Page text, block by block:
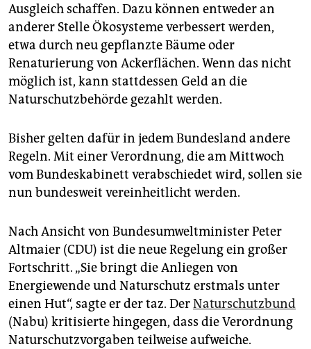
genossenschaft
epaper login
Ausgleich schaffen. Dazu können entweder an
anderer Stelle Ökosysteme verbessert werden,
etwa durch neu gepflanzte Bäume oder
Renaturierung von Ackerflächen. Wenn das nicht
möglich ist, kann stattdessen Geld an die
Naturschutzbehörde gezahlt werden.
Bisher gelten dafür in jedem Bundesland andere
Regeln. Mit einer Verordnung, die am Mittwoch
vom Bundeskabinett verabschiedet wird, sollen sie
nun bundesweit vereinheitlicht werden.
Nach Ansicht von Bundesumweltminister Peter
Altmaier (CDU) ist die neue Regelung ein großer
Fortschritt. „Sie bringt die Anliegen von
Energiewende und Naturschutz erstmals unter
einen Hut“, sagte er der taz. DerNaturschutzbund
(Nabu) kritisierte hingegen, dass die Verordnung
Naturschutzvorgaben teilweise aufweiche.